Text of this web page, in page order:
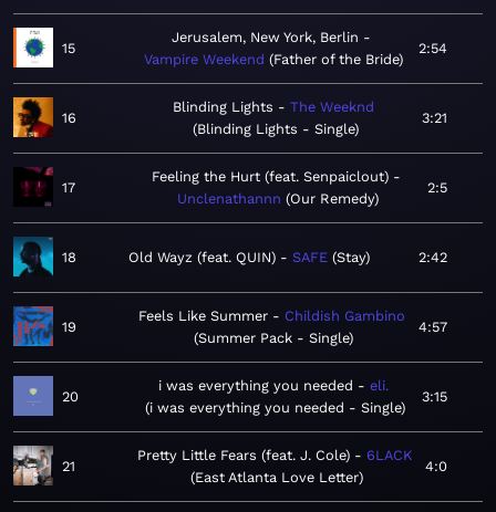
15
Jerusalem, New York, Berlin
Vampire Weekend
Father of the Bride
2:54
16
Blinding Lights
The Weeknd
Blinding Lights - Single
3:21
17
Feeling the Hurt (feat. Senpaiclout)
Unclenathannn
Our Remedy
2:5
18 Old Wayz (feat. QUIN) SAFE Stay 2:42
19
Feels Like Summer
Childish Gambino
Summer Pack - Single
4:57
20
i was everything you needed
eli.
i was everything you needed - Single
3:15
21
Pretty Little Fears (feat. J. Cole)
6LACK
East Atlanta Love Letter
4:0